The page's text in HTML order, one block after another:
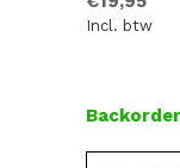
Incl. btw
Backorder